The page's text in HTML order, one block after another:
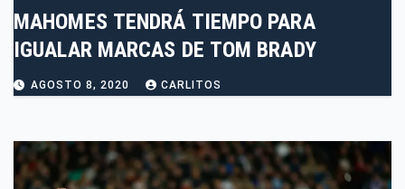
MAHOMES TENDRÁ TIEMPO PARA
IGUALAR MARCAS DE TOM BRADY
AGOSTO 8, 2020 CARLITOS